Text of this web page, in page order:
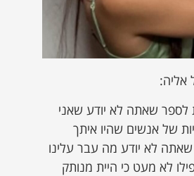
אליה:
לספר שאתה לא יודע שאני
של אנשים שהיו איתך
שאתה לא יודע מה עבר עלינו
לא מעט כי היית מנותק